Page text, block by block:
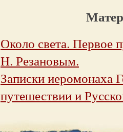
Около света. Первое
Н. Резановым.
Записки иеромонаха
путешествии и